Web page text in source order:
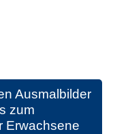
Ausmalbilder
zum
Erwachsene